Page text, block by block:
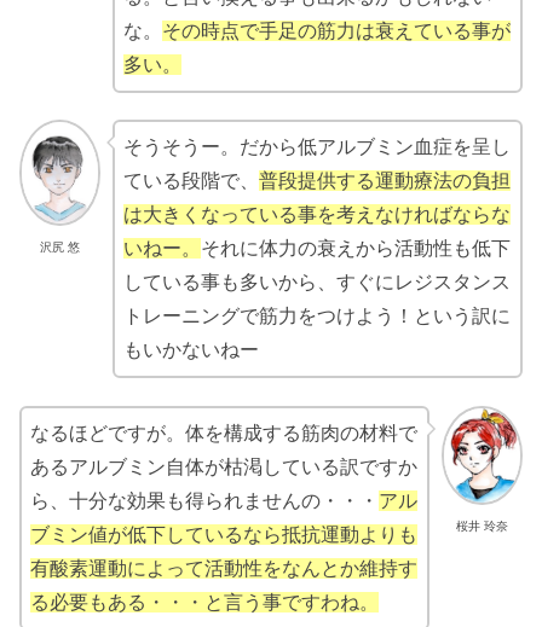
な。 その時点で手足の筋力は衰えている事が
多い。
沢尻 悠
そうそうー。だから低アルブミン血症を呈し
ている段階で、 普段提供する運動療法の負担
は大きくなっている事を考えなければならな
いねー。 それに体力の衰えから活動性も低下
している事も多いから、すぐにレジスタンス
トレーニングで筋力をつけよう！という訳に
もいかないねー
桜井 玲奈
なるほどですが。体を構成する筋肉の材料で
あるアルブミン自体が枯渇している訳ですか
ら、十分な効果も得られませんの・・・ アル
ブミン値が低下しているなら抵抗運動よりも
有酸素運動によって活動性をなんとか維持す
る必要もある・・・と言う事ですわね。